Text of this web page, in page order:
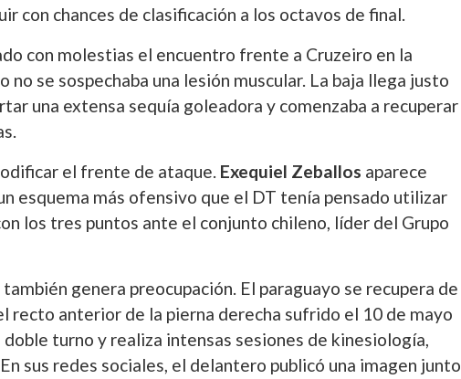
con chances de clasificación a los octavos de final.
con molestias el encuentro frente a Cruzeiro en la
no se sospechaba una lesión muscular. La baja llega justo
una extensa sequía goleadora y comenzaba a recuperar
el frente de ataque. Exequiel Zeballos aparece
esquema más ofensivo que el DT tenía pensado utilizar
los tres puntos ante el conjunto chileno, líder del Grupo
también genera preocupación. El paraguayo se recupera de
recto anterior de la pierna derecha sufrido el 10 de mayo
turno y realiza intensas sesiones de kinesiología,
sus redes sociales, el delantero publicó una imagen junto